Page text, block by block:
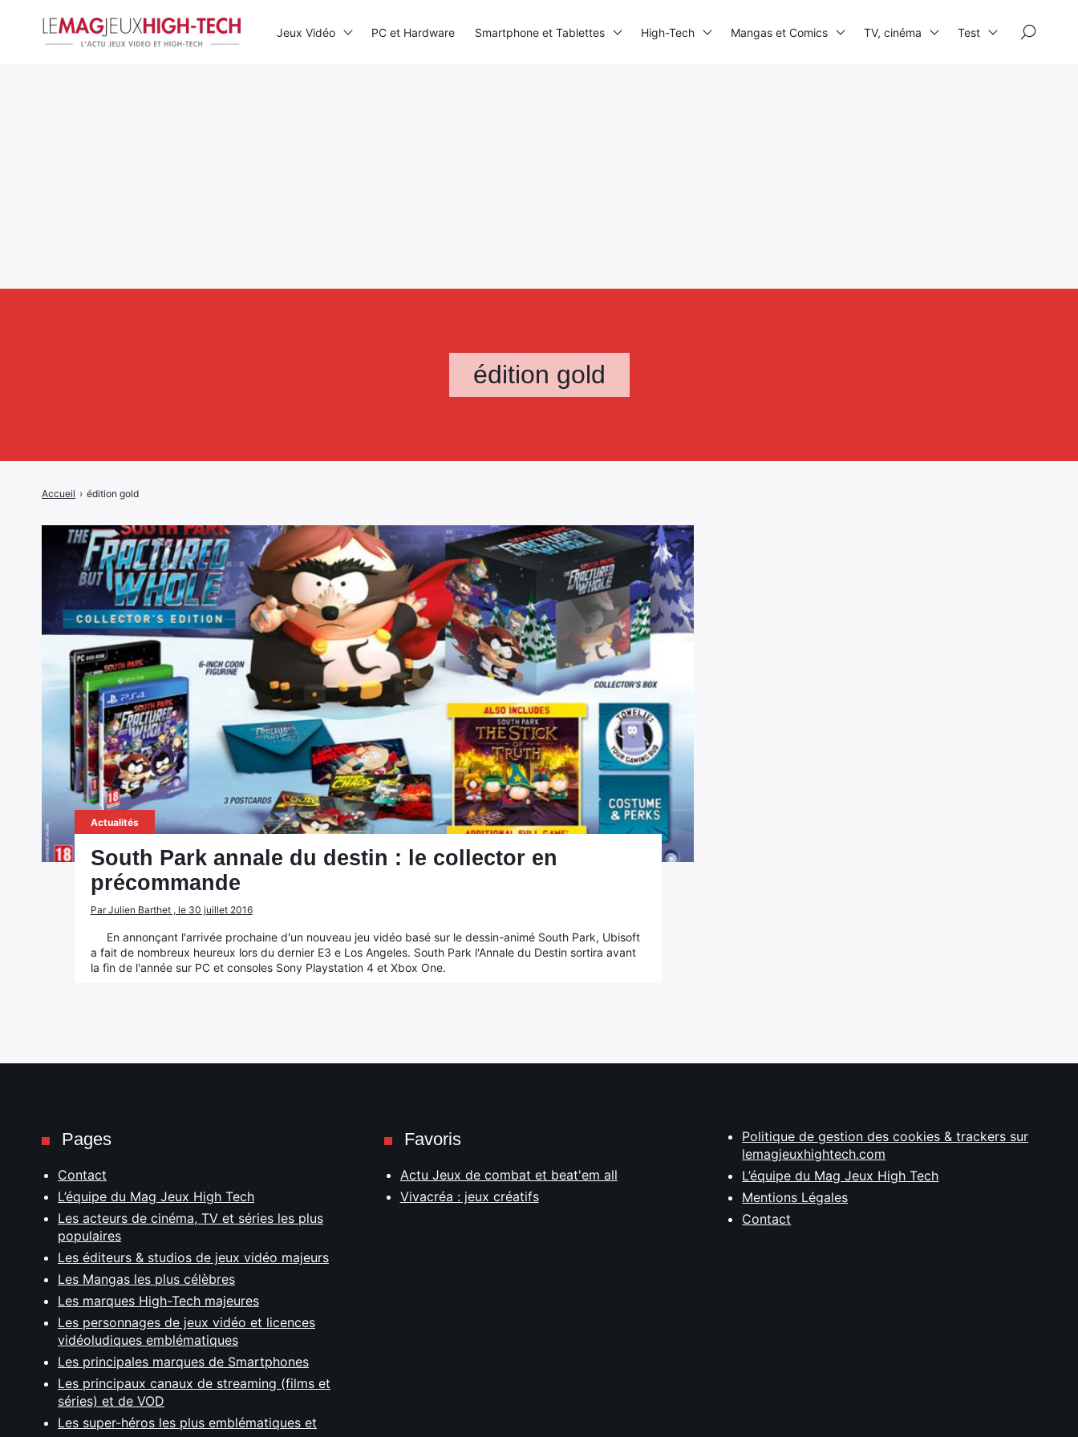
édition gold
Accueil › édition gold
Actualités
South Park annale du destin : le collector en
précommande
Par Julien Barthet , le 30 juillet 2016
En annonçant l'arrivée prochaine d'un nouveau jeu vidéo basé sur le dessin-animé South Park, Ubisoft
a fait de nombreux heureux lors du dernier E3 e Los Angeles. South Park l'Annale du Destin sortira avant
la fin de l'année sur PC et consoles Sony Playstation 4 et Xbox One.
Jeux Vidéo PC et Hardware Smartphone et Tablettes High-Tech Mangas et Comics TV, cinéma Test
Pages
Contact
L’équipe du Mag Jeux High Tech
Les acteurs de cinéma, TV et séries les plus
populaires
Les éditeurs & studios de jeux vidéo majeurs
Les Mangas les plus célèbres
Les marques High-Tech majeures
Les personnages de jeux vidéo et licences
vidéoludiques emblématiques
Les principales marques de Smartphones
Les principaux canaux de streaming (films et
séries) et de VOD
Les super-héros les plus emblématiques et
Favoris
Actu Jeux de combat et beat'em all
Vivacréa : jeux créatifs
Politique de gestion des cookies & trackers sur
lemagjeuxhightech.com
L’équipe du Mag Jeux High Tech
Mentions Légales
Contact